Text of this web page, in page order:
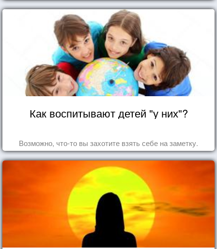
Как воспитывают детей "у них"?
Возможно, что-то вы захотите взять себе на заметку.